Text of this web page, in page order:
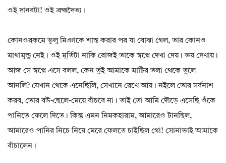
ওই দানবটা! ওই ব্রহ্মদৈত্য।
কোনওরকমে ভুলু মিঞাকে শান্ত করার পর যা বোঝা গেল, তার কোনও
মাথামুন্ডু নেই। ওই মূর্তিটা নাকি রোজই তাকে স্বপ্নে দেখা দেয়। ভয় দেখায়।
আজ সে স্বপ্নে এসে বলল, কেন তুই আমাকে মাটির তলা থেকে তুলে
আনলি? যেখান থেকে এনেছিলি, সেখানে রেখে আয়। নইলে তোর সর্বনাশ
করব, তোর বউ-ছেলে-মেয়ে বাঁচবে না। তাই তো আমি দৌড়ে এসেছি ওঁকে
পানিতে ফেলে দিতে। কিন্তু এমন নিমকহারাম, আমারেও টানছিল,
আমারেও পানির নিচে নিয়ে মেরে ফেলতে চাইছিল গো! সোনাভাই আমাকে
বাঁচালেন।